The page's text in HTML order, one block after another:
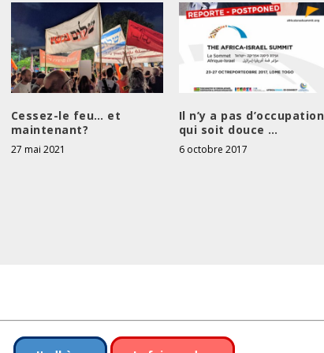
i
m
u
e
Cessez-le feu… et
maintenant?
27 mai 2021
Il n’y a pas d’occupation
qui soit douce …
6 octobre 2017